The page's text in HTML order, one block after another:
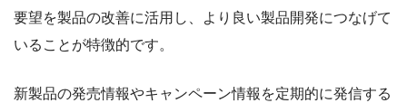
要望を製品の改善に活用し、より良い製品開発につなげて
いることが特徴的です。
新製品の発売情報やキャンペーン情報を定期的に発信する